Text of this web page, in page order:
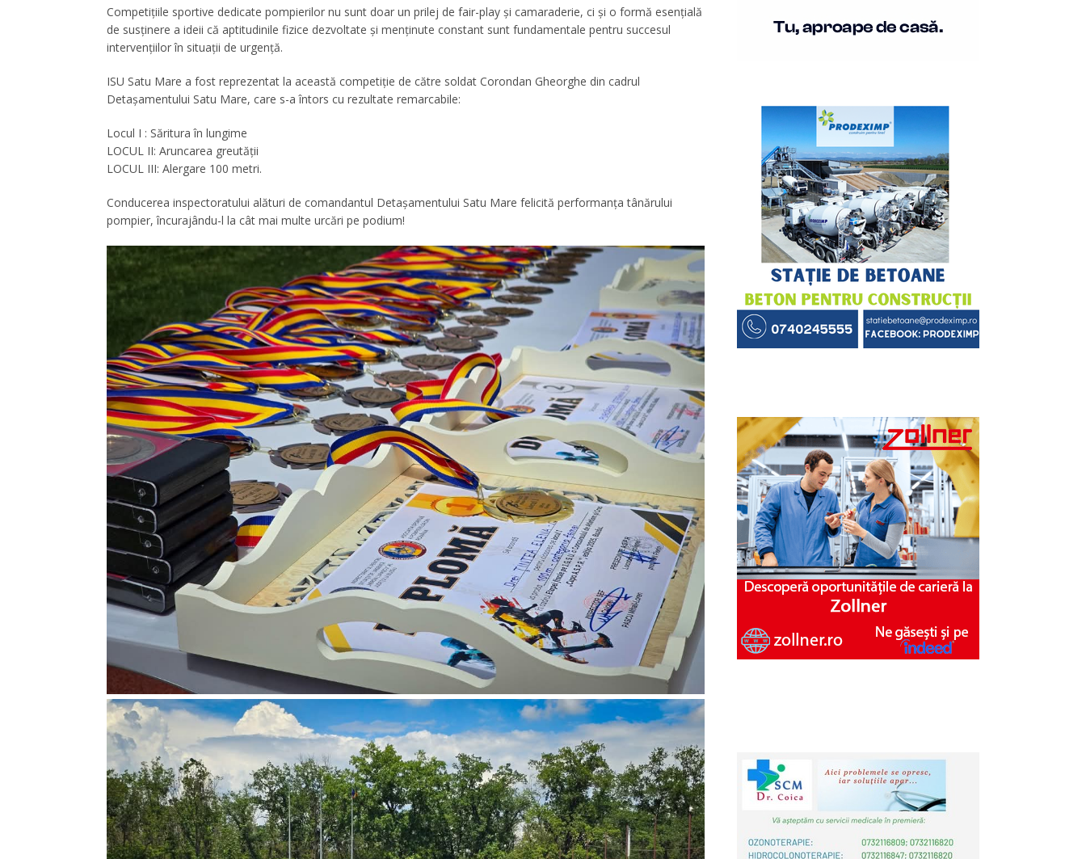
Competițiile sportive dedicate pompierilor nu sunt doar un prilej de fair-play și camaraderie, ci și o formă esențială
de susținere a ideii că aptitudinile fizice dezvoltate și menținute constant sunt fundamentale pentru succesul
intervențiilor în situații de urgență.
ISU Satu Mare a fost reprezentat la această competiţie de către soldat Corondan Gheorghe din cadrul
Detașamentului Satu Mare, care s-a întors cu rezultate remarcabile:
Locul I : Săritura în lungime
LOCUL II: Aruncarea greutății
LOCUL III: Alergare 100 metri.
Conducerea inspectoratului alături de comandantul Detașamentului Satu Mare felicită performanța tânărului
pompier, încurajându-l la cât mai multe urcări pe podium!